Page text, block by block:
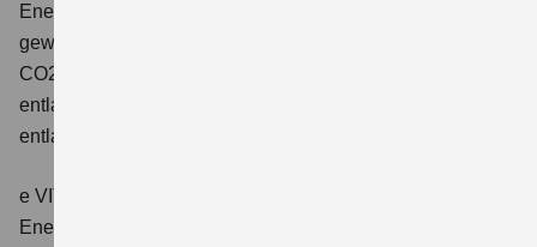
Energieverbrauch: 17,1kWh/100km plus 1,0 l/100 km;
gewichtet kombinierter Wert der CO2-Emission: 22 g/km;
CO2-Klasse: B; kombinierter Kraftstoffverbrauch bei
entladener Batterie: 6,6 l/100km; CO2-Klasse (bei
entladener Batterie): E.
e VITARA eAxle Club (49 kWh-Batterie)
Energieverbrauch kombiniert: 14,9 kWh/100km; CO₂-